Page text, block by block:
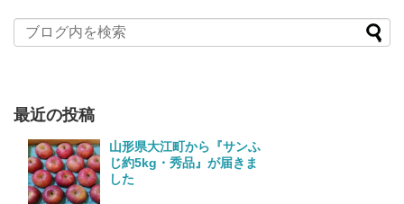
最近の投稿
山形県大江町から『サンふ
じ約5kg・秀品』が届きま
した